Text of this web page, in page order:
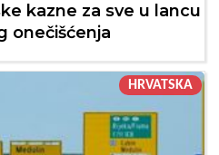
kazne za sve u lancu
onečišćenja
HRVATSKA